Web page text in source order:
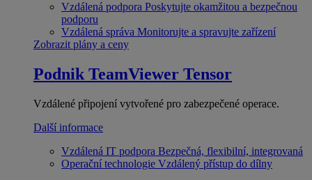
Vzdálená podpora Poskytujte okamžitou a bezpečnou
podporu
Vzdálená správa Monitorujte a spravujte zařízení
Zobrazit plány a ceny
Podnik TeamViewer Tensor
Vzdálené připojení vytvořené pro zabezpečené operace.
Další informace
Vzdálená IT podpora Bezpečná, flexibilní, integrovaná
Operační technologie Vzdálený přístup do dílny